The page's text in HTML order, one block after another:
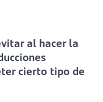
al hacer la
cierto tipo de